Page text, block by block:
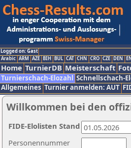
Logged on: Gast
Arabic ARM AZE BIH BUL CAT CHN CRO CZE DEN
Home TurnierDB Meisterschaft
Turnierschach-Elozahl Schnellschach-
Allgemeines Turnier anmelden: AUT
Willkommen bei den
Personennummer
FIDE-Elolisten Stand